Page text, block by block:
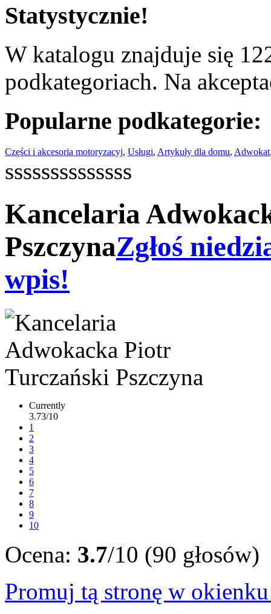
Statystycznie!
W katalogu znajduje się
podkategoriach. Na
Popularne podkategorie:
Części i akcesoria motoryzacyj, Usługi, Artykuły dla domu, Adwokat
ssssssssssssss
Kancelaria
PszczynaZgłoś
wpis!
Currently
3.73/10
1
2
3
4
5
6
7
8
9
10
Ocena: 3.7/10 (90 głosów)
Promuj tą stronę w